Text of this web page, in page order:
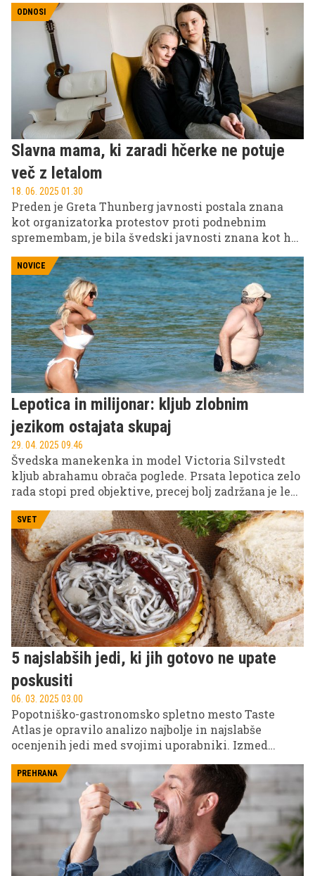
ODNOSI
Slavna mama, ki zaradi hčerke ne potuje
več z letalom
18. 06. 2025 01.30
Preden je Greta Thunberg javnosti postala znana
kot organizatorka protestov proti podnebnim
spremembam, je bila švedski javnosti znana kot hči
NOVICE
Lepotica in milijonar: kljub zlobnim
jezikom ostajata skupaj
29. 04. 2025 09.46
Švedska manekenka in model Victoria Silvstedt
kljub abrahamu obrača poglede. Prsata lepotica zelo
rada stopi pred objektive, precej bolj zadržana je le
milijonarjem.
SVET
5 najslabših jedi, ki jih gotovo ne upate
poskusiti
06. 03. 2025 03.00
Popotniško-gastronomsko spletno mesto Taste
Atlas je opravilo analizo najbolje in najslabše
ocenjenih jedi med svojimi uporabniki. Izmed
mi pa vam jih predstavljamo pet z najnižjimi
ocenami.
PREHRANA